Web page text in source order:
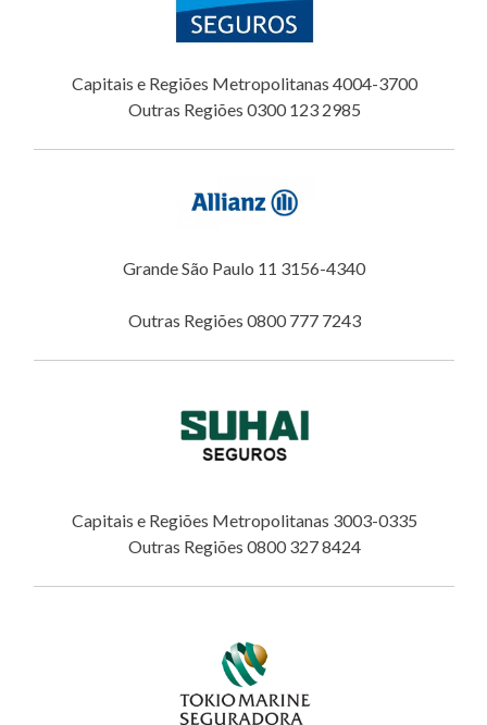
Capitais e Regiões Metropolitanas 4004-3700
Outras Regiões 0300 123 2985
Grande São Paulo 11 3156-4340
Outras Regiões 0800 777 7243
Capitais e Regiões Metropolitanas 3003-0335
Outras Regiões 0800 327 8424